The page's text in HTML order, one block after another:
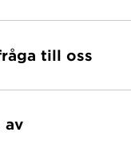
till oss
av